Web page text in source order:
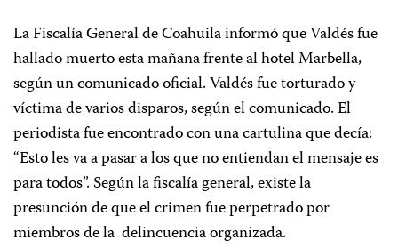
La Fiscalía General de Coahuila informó que Valdés fue
hallado muerto esta mañana frente al hotel Marbella,
según un comunicado oficial. Valdés fue torturado y
víctima de varios disparos, según el comunicado. El
periodista fue encontrado con una cartulina que decía:
“Esto les va a pasar a los que no entiendan el mensaje es
para todos”. Según la fiscalía general, existe la
presunción de que el crimen fue perpetrado por
miembros de la delincuencia organizada.